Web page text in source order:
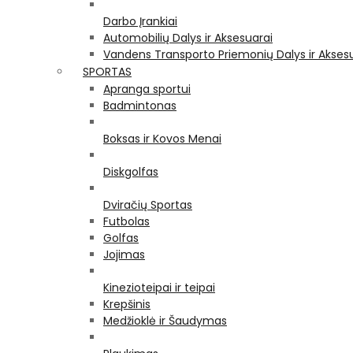
Darbo Įrankiai
Automobilių Dalys ir Aksesuarai
Vandens Transporto Priemonių Dalys ir
SPORTAS
Apranga sportui
Badmintonas
Boksas ir Kovos Menai
Diskgolfas
Dviračių Sportas
Futbolas
Golfas
Jojimas
Kinezioteipai ir teipai
Krepšinis
Medžioklė ir Šaudymas